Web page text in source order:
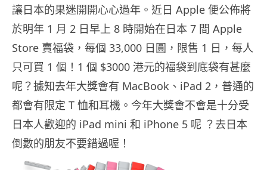
讓日本的果迷開開心心過年。近日 Apple 便公佈將
於明年 1 月 2 日早上 8 時開始在日本 7 間 Apple
Store 賣福袋，每個 33,000 日圓，限售 1 日，每人
只可買 1 個！1 個 $3000 港元的福袋到底袋有甚麼
呢？據知去年大獎會有 MacBook、iPad 2，普通的
都會有限定 T 恤和耳機。今年大獎會不會是十分受
日本人歡迎的 iPad mini 和 iPhone 5 呢 ？去日本
倒數的朋友不要錯過喔！